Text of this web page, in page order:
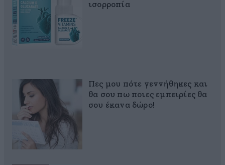
ισορροπία
Πες μου πότε γεννήθηκες και
θα σου πω ποιες εμπειρίες θα
σου έκανα δώρο!